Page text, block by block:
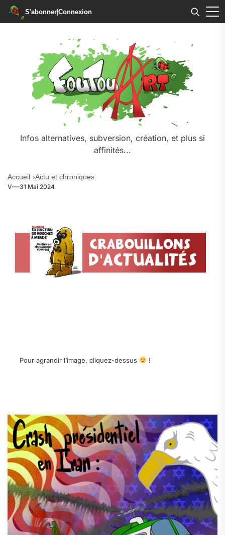
S'abonner|Connexion
Infos alternatives, subversion, création, et plus si
affinités...
Accueil Actu et chroniques
V 31 Mai 2024
Pour agrandir l’image, cliquez-dessus !